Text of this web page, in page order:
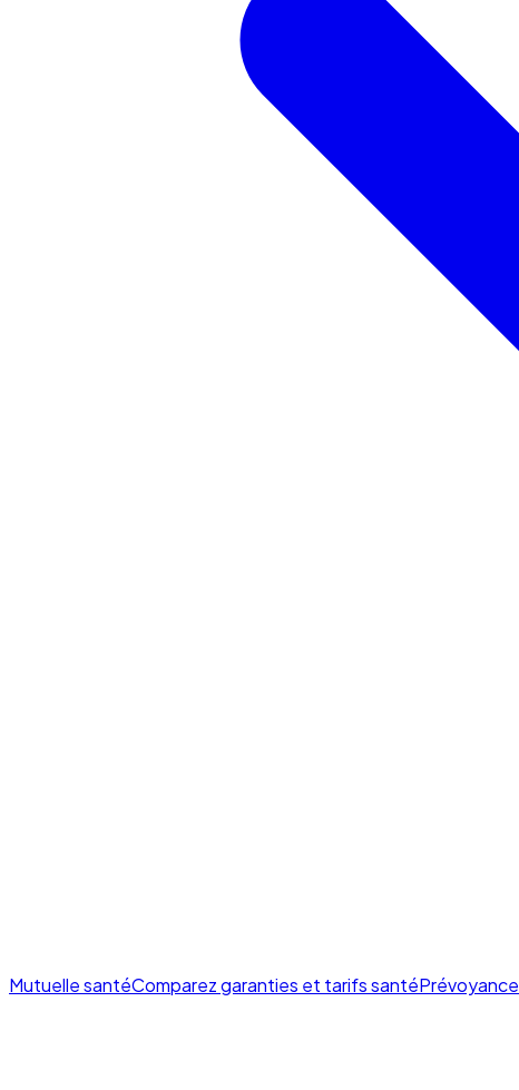
Mutuelle santéComparez garanties et tarifs santéPrévoyance